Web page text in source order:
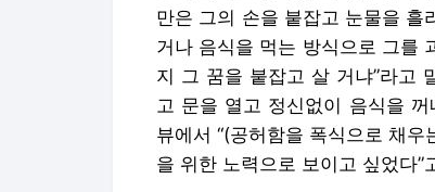
만은 그의 손을 붙잡고 눈물을 흘
거나 음식을 먹는 방식으로 그를
지 그 꿈을 붙잡고 살 거냐”라고
고 문을 열고 정신없이 음식을
뷰에서 “(공허함을 폭식으로 채
을 위한 노력으로 보이고 싶었다”